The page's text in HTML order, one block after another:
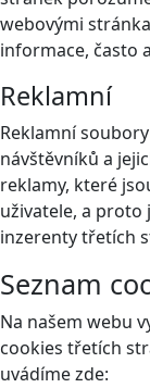
webovými
informace, často
Reklamní
Reklamní
návštěvníků a
reklamy, které
uživatele, a proto
inzerenty třetích
Seznam
Na našem webu
cookies třetích
uvádíme zde: